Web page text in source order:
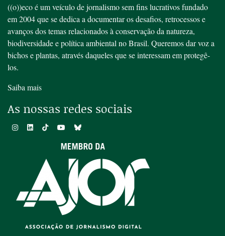
((o))eco é um veículo de jornalismo sem fins lucrativos fundado
em 2004 que se dedica a documentar os desafios, retrocessos e
avanços dos temas relacionados à conservação da natureza,
biodiversidade e política ambiental no Brasil. Queremos dar voz a
bichos e plantas, através daqueles que se interessam em protegê-
los.
Saiba mais
As nossas redes sociais